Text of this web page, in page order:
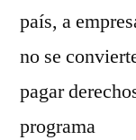
país, a
no se
pagar
programa